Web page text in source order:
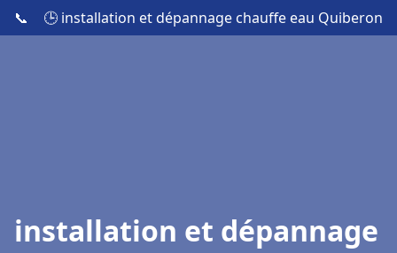
📞 🕒 installation et dépannage chauffe eau Quiberon
installation et dépannage